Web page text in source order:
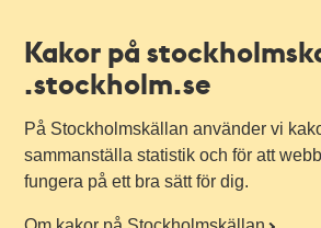
Kakor på
.stockholm.se
På Stockholmskällan använder vi
sammanställa statistik och för att
fungera på ett bra sätt för dig.